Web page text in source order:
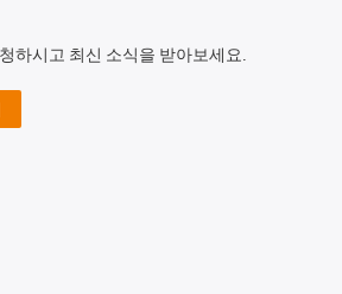
하시고 최신 소식을 받아보세요.